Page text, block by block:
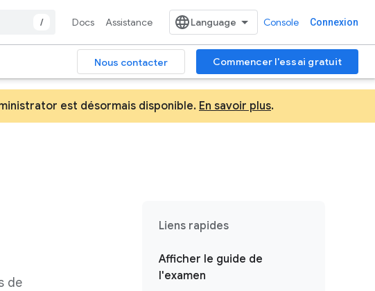
/
Docs Assistance Console Connexion
Nous contacter
Commencer l'essai gratuit
est désormais disponible. En savoir plus.
de
Liens rapides
Afficher le guide de
l'examen